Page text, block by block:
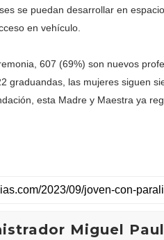
se puedan desarrollar en
en vehículo.
607 (69%) son nuevos
graduandas, las mujeres siguen
esta Madre y Maestra ya
Miguel